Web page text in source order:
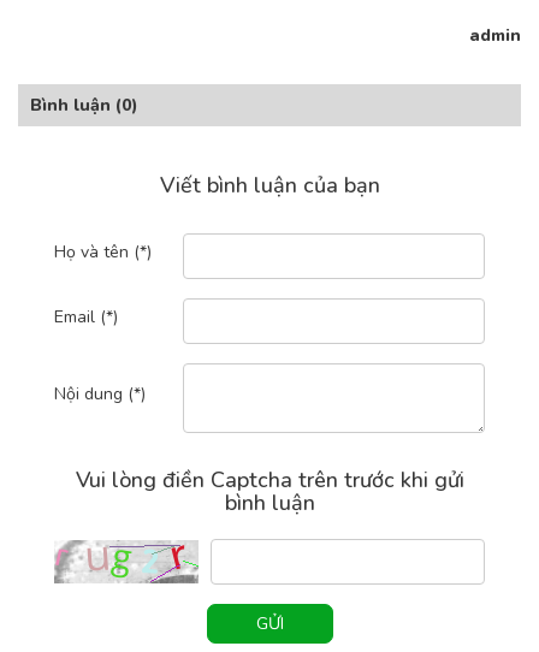
admin
Bình luận (0)
Viết bình luận của bạn
Họ và tên (*)
Email (*)
Nội dung (*)
Vui lòng điền Captcha trên trước khi gửi
bình luận
GỬI